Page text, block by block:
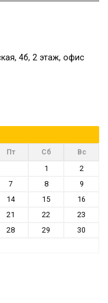
4б, 2 этаж, офис
Пт Сб
Вс
1
2
7 8
9
14 15
16
21 22
23
28 29
30